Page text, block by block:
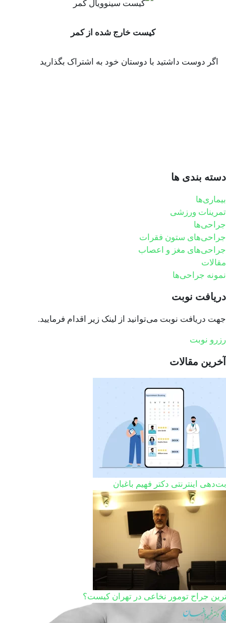
کیست خارج شده از کمر
اگر دوست داشتید با دوستان خود به اشتراک بگذارید
دسته بندی ها
بیماری‌ها
تمرینات ورزشی
جراحی‌ها
جراحی‌های ستون فقرات
جراحی‌های مغز و اعصاب
مقالات
نمونه جراحی‌ها
دریافت نوبت
جهت دریافت نوبت می‌توانید از لینک زیر اقدام فرمایید.
رزرو نوبت
آخرین مقالات
اینترنتی دکتر فهیم باغبان
جراح تومور نخاعی در تهران کیست؟